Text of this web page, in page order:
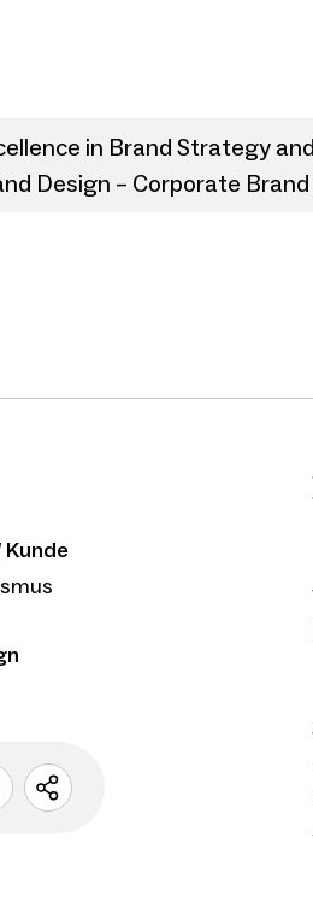
in Brand Strategy
Design – Corporate Brand
Sharing